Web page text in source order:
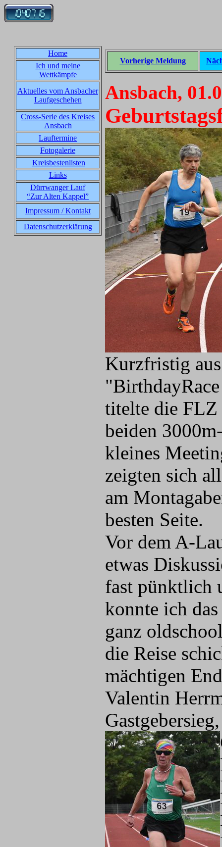
Home
Ich und meine
Wettkämpfe
Aktuelles vom Ansbacher
Laufgeschehen
Cross-Serie des Kreises
Ansbach
Lauftermine
Fotogalerie
Kreisbestenlisten
Links
Dürrwanger Lauf
“Zur Alten Kappel”
Impressum / Kontakt
Datenschutzerklärung
Vorherige Meldung
Ansbach,
Kurzfristig
titelte die FLZ
beiden
kleines
zeigten sich
am
besten Seite.
Vor dem A-
etwas
fast pünktlich
konnte ich
ganz
die Reise
mächtigen
Valentin